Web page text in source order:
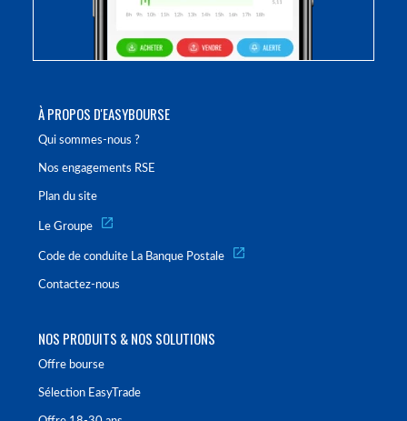
À PROPOS D'EASYBOURSE
Qui sommes-nous ?
Nos engagements RSE
Plan du site
Le Groupe
Code de conduite La Banque Postale
Contactez-nous
NOS PRODUITS & NOS SOLUTIONS
Offre bourse
Sélection EasyTrade